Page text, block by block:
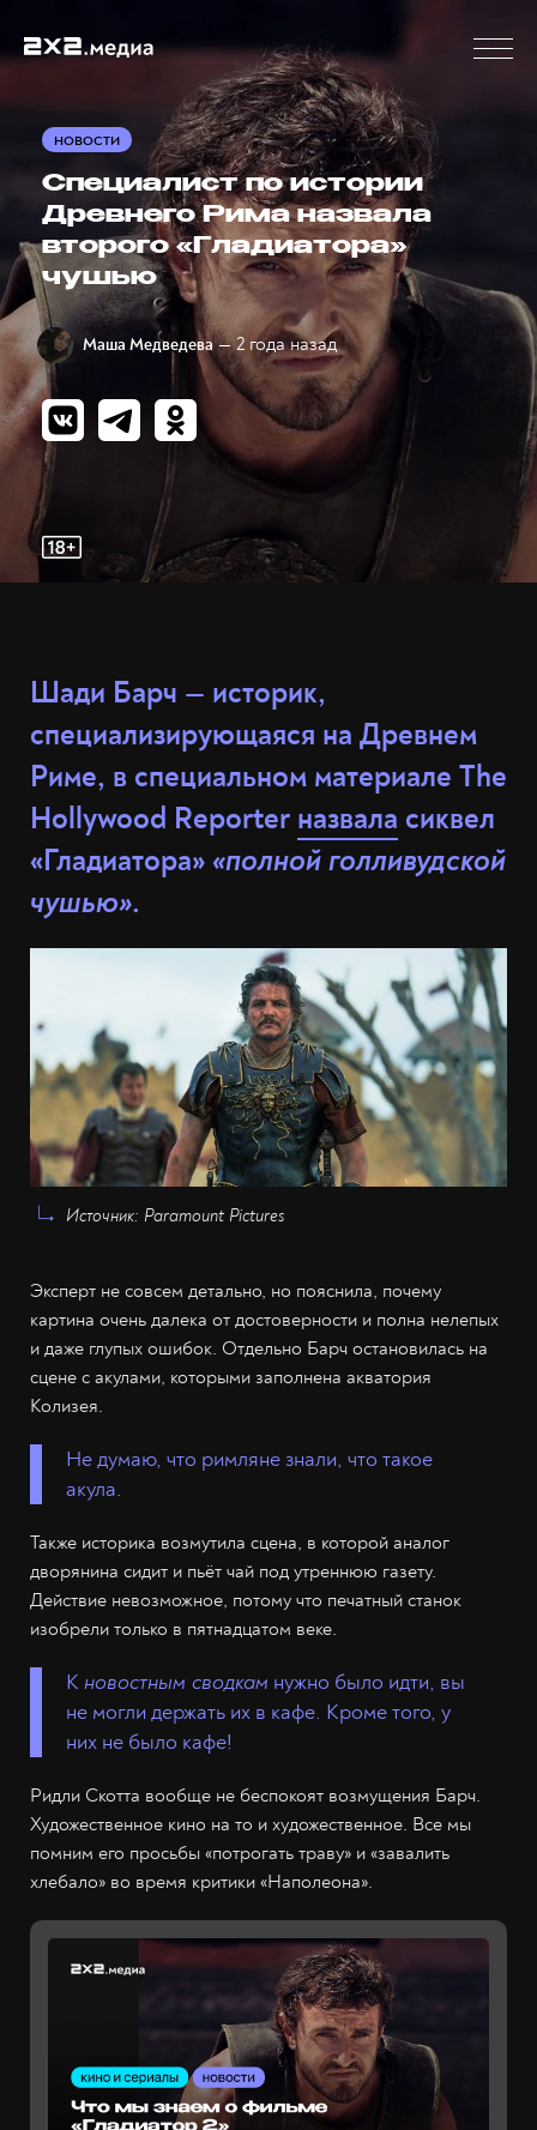
НОВОСТИ
Специалист по истории
Древнего Рима назвала
второго «Гладиатора»
чушью
Маша Медведева — 2 года назад
Шади Барч — историк,
специализирующаяся на Древнем
Риме, в специальном материале The
Hollywood Reporter назвала сиквел
«Гладиатора» «полной голливудской
чушью».
Источник: Paramount Pictures
Эксперт не совсем детально, но пояснила, почему
картина очень далека от достоверности и полна нелепых
и даже глупых ошибок. Отдельно Барч остановилась на
сцене с акулами, которыми заполнена акватория
Колизея.
Не думаю, что римляне знали, что такое
акула.
Также историка возмутила сцена, в которой аналог
дворянина сидит и пьёт чай под утреннюю газету.
Действие невозможное, потому что печатный станок
изобрели только в пятнадцатом веке.
К новостным сводкам нужно было идти, вы
не могли держать их в кафе. Кроме того, у
них не было кафе!
Ридли Скотта вообще не беспокоят возмущения Барч.
Художественное кино на то и художественное. Все мы
помним его просьбы «потрогать траву» и «завалить
хлебало» во время критики «Наполеона».